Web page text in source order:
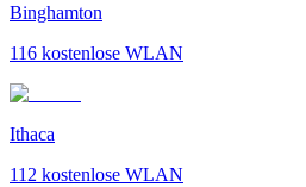
Binghamton
116 kostenlose WLAN
Ithaca
112 kostenlose WLAN